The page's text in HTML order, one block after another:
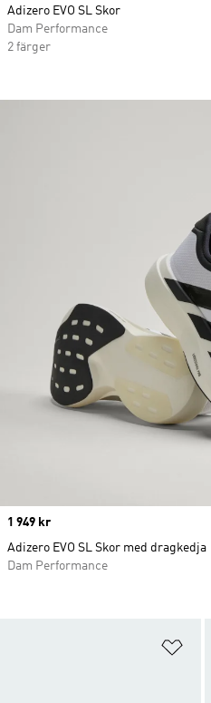
Adizero EVO SL Skor
Dam Performance
2 färger
Price
1 949 kr
Adizero EVO SL Skor med dragkedja
Dam Performance